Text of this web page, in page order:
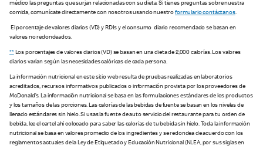
médico las preguntas que surjan relacionadas con su dieta. Si tienes preguntas sobre nuestra
comida, comunícate directamente con nosotros usando nuestroformulario contáctanos.
El porcentaje de valores diarios (VD) y RDIs y el consumo diario recomendado se basan en
valores no redondeados.
**Los porcentajes de valores diarios (VD) se basan en una dieta de 2,000 calorías. Los valores
diarios varían según las necesidades calóricas de cada persona.
La información nutricional en este sitio web resulta de pruebas realizadas en laboratorios
acreditados, recursos informativos publicados o información provista por los proveedores de
McDonald’s. La información nutricional se basa en las formulaciones estándares de los productos
y los tamaños de las porciones. Las calorías de las bebidas de fuente se basan en los niveles de
llenado estándares sin hielo. Si usas la fuente de auto servicio del restaurante para tu orden de
bebida, lee el cartel ahí colocado para saber las calorías de tu bebida sin hielo. Toda la información
nutricional se basa en valores promedio de los ingredientes y se redondea de acuerdo con los
reglamentos actuales de la Ley de Etiquetado y Educación Nutricional (NLEA, por sus siglas en